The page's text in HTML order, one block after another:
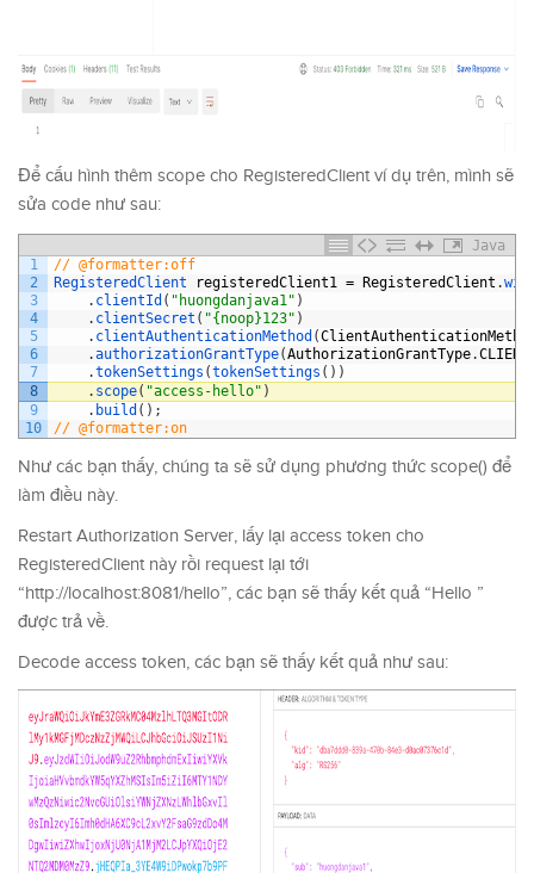
Để cấu hình thêm scope cho RegisteredClient ví dụ trên, mình sẽ
sửa code như sau:
Java
1
2
3
4
5
6
7
8
9
10
// @formatter:off
RegisteredClient
registeredClient1 = RegisteredClient .
. clientId ( "huongdanjava1" )
. clientSecret ( "{noop}123" )
. clientAuthenticationMethod (
.authorizationGrantType(AuthorizationGrantType.
.tokenSettings (tokenSettings ( ) )
. scope( "access-hello" )
. build ( ) ;
// @formatter:on
Như các bạn thấy, chúng ta sẽ sử dụng phương thức scope() để
làm điều này.
Restart Authorization Server, lấy lại access token cho
RegisteredClient này rồi request lại tới
“http://localhost:8081/hello”, các bạn sẽ thấy kết quả “Hello ”
được trả về.
Decode access token, các bạn sẽ thấy kết quả như sau: